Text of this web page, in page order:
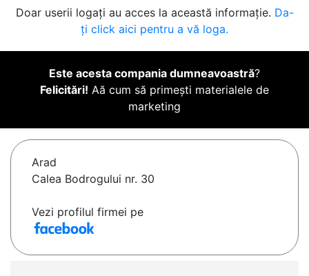
Doar userii logați au acces la această informație. Da-
ți click aici pentru a vă loga.
Este acesta compania dumneavoastră?
Felicitări! Aă cum să primești materialele de
marketing
Arad
Calea Bodrogului nr. 30
Vezi profilul firmei pe